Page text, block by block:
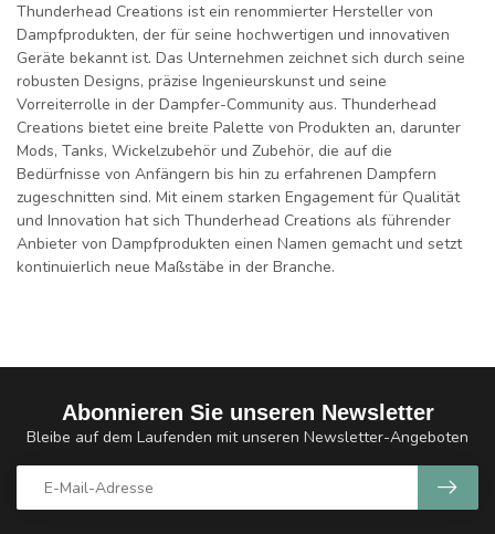
Thunderhead Creations ist ein renommierter Hersteller von
Dampfprodukten, der für seine hochwertigen und innovativen
Geräte bekannt ist. Das Unternehmen zeichnet sich durch seine
robusten Designs, präzise Ingenieurskunst und seine
Vorreiterrolle in der Dampfer-Community aus. Thunderhead
Creations bietet eine breite Palette von Produkten an, darunter
Mods, Tanks, Wickelzubehör und Zubehör, die auf die
Bedürfnisse von Anfängern bis hin zu erfahrenen Dampfern
zugeschnitten sind. Mit einem starken Engagement für Qualität
und Innovation hat sich Thunderhead Creations als führender
Anbieter von Dampfprodukten einen Namen gemacht und setzt
kontinuierlich neue Maßstäbe in der Branche.
Abonnieren Sie unseren Newsletter
Bleibe auf dem Laufenden mit unseren Newsletter-Angeboten